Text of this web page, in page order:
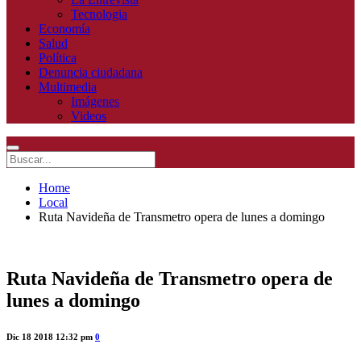
Tecnologia
Economía
Salud
Política
Denuncia ciudadana
Multimedia
Imágenes
Videos
Home
Local
Ruta Navideña de Transmetro opera de lunes a domingo
Ruta Navideña de Transmetro opera de
lunes a domingo
Dic 18 2018 12:32 pm 0